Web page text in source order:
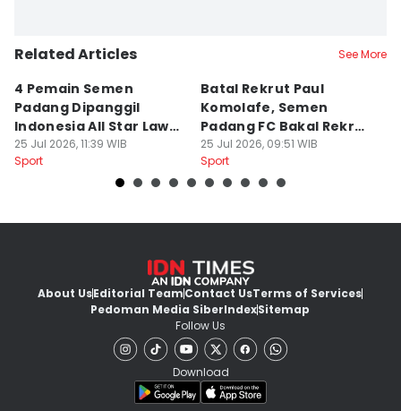
Related Articles See More
4 Pemain Semen
Padang Dipanggil
Indonesia All Star Lawan
Aston Villa
25 Jul 2026, 11:39 WIB
Sport
Batal Rekrut Paul
Komolafe, Semen
Padang FC Bakal Rekrut
Striker Baru
25 Jul 2026, 09:51 WIB
Sport
About UsEditorial TeamContact UsTerms of Services
Pedoman Media SiberIndexSitemap
Follow Us
Download